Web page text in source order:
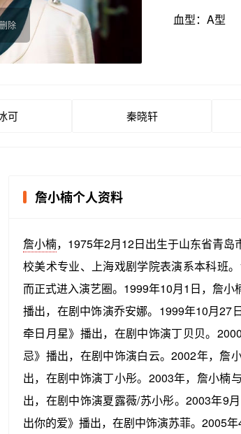
除
血型：A型
可 秦晓轩
詹小楠个人资料
詹小楠，1975年2月12日出生于山东省青
校美术专业、上海戏剧学院表演系本科班
而正式进入演艺圈。1999年10月1日，詹小
播出，在剧中饰演乔安娜。1999年10月27
牵日月星》播出，在剧中饰演丁贝贝。
忌》播出，在剧中饰演白云。2002年，詹
出，在剧中饰演丁小彤。2003年，詹小楠与
出，在剧中饰演夏露薇/苏小彤。2003年9
出你的爱》播出，在剧中饰演苏菲。2005